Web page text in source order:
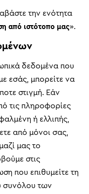
την ενότητα
από ιστότοπο μας».
δεδομένα που
εσάς, μπορείτε να
στιγμή. Εάν
τις πληροφορίες
ή ελλιπής,
από μόνοι σας,
μας το
στις
που επιθυμείτε τη
συνόλου των